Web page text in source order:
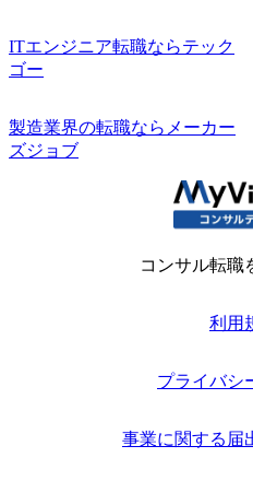
ITエンジニア転職ならテック
ゴー
製造業界の転職ならメーカー
ズジョブ
コンサル転職
利用
プライバシ
事業に関する届